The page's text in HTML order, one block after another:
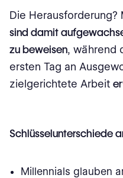
Die Herausforderung?
sind damit
zu beweisen, während
ersten Tag an
zielgerichtete Arbeit
Schlüsselunterschiede
Millennials glauben